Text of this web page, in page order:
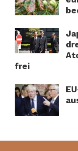
frei